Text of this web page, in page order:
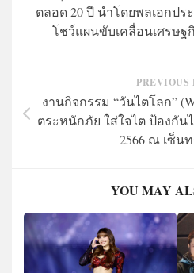
ตลอด 20 ปี นำโดยพลเอกป
โชว์แผนขับเคลื่อนเศรษ
PREVIOUS
งานกิจกรรม “วันไตโลก”
ตระหนักภัย ใส่ใจไต ป้องกัน
2566 ณ เซ็น
YOU MAY